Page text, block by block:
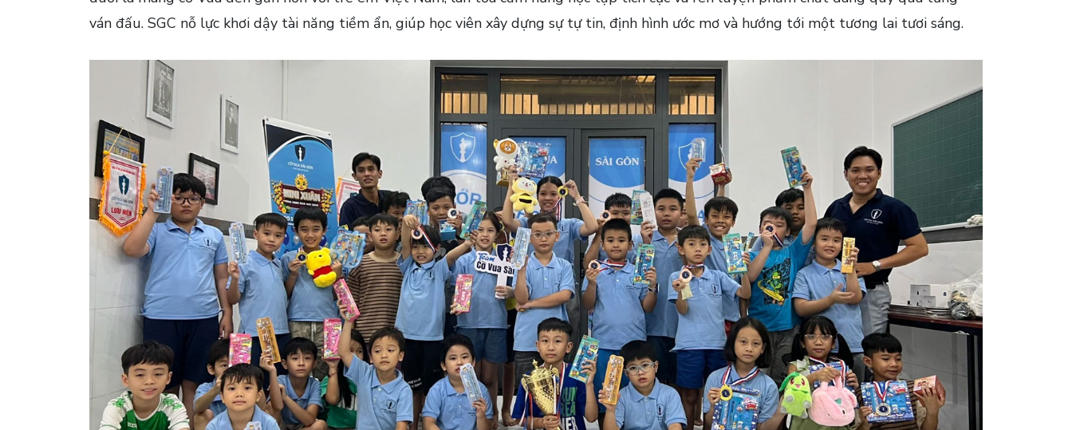
ván đấu. SGC nỗ lực khơi dậy tài năng tiềm ẩn, giúp học viên xây dựng sự tự tin, định hình ước mơ và hướng tới một tương lai tươi sáng.